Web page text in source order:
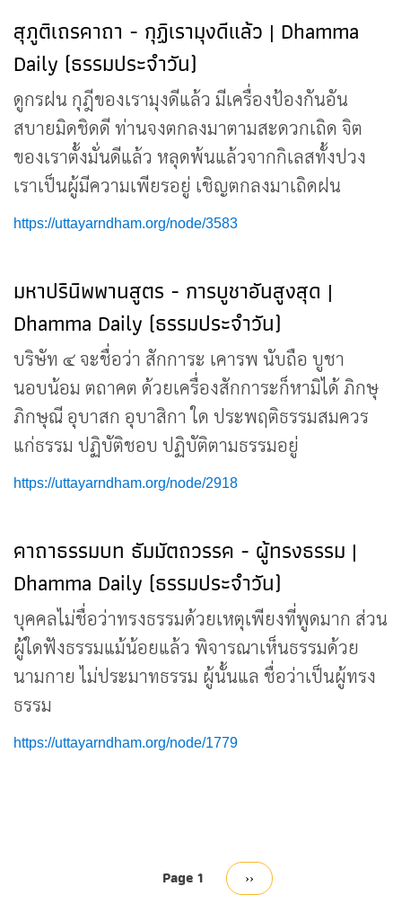
สุภูติเถรคาถา - กุฏิเรามุงดีแล้ว | Dhamma
Daily (ธรรมประจำวัน)
ดูกรฝน กุฎีของเรามุงดีแล้ว มีเครื่องป้องกันอัน
สบายมิดชิดดี ท่านจงตกลงมาตามสะดวกเถิด จิต
ของเราตั้งมั่นดีแล้ว หลุดพ้นแล้วจากกิเลสทั้งปวง
เราเป็นผู้มีความเพียรอยู่ เชิญตกลงมาเถิดฝน
https://uttayarndham.org/node/3583
มหาปรินิพพานสูตร - การบูชาอันสูงสุด |
Dhamma Daily (ธรรมประจำวัน)
บริษัท ๔ จะชื่อว่า สักการะ เคารพ นับถือ บูชา
นอบน้อม ตถาคต ด้วยเครื่องสักการะก็หามิได้ ภิกษุ
ภิกษุณี อุบาสก อุบาสิกา ใด ประพฤติธรรมสมควร
แก่ธรรม ปฏิบัติชอบ ปฏิบัติตามธรรมอยู่
https://uttayarndham.org/node/2918
คาถาธรรมบท ธัมมัตถวรรค - ผู้ทรงธรรม |
Dhamma Daily (ธรรมประจำวัน)
บุคคลไม่ชื่อว่าทรงธรรมด้วยเหตุเพียงที่พูดมาก ส่วน
ผู้ใดฟังธรรมแม้น้อยแล้ว พิจารณาเห็นธรรมด้วย
นามกาย ไม่ประมาทธรรม ผู้นั้นแล ชื่อว่าเป็นผู้ทรง
ธรรม
https://uttayarndham.org/node/1779
Page 1
Next
page
››